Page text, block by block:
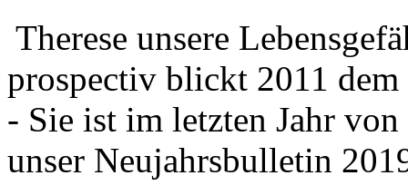
Therese unsere
prospectiv blickt 2011
- Sie ist im letzten Jahr
unser Neujahrsbulletin